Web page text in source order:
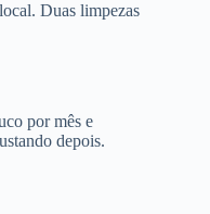
Duas limpezas
por mês e
depois.